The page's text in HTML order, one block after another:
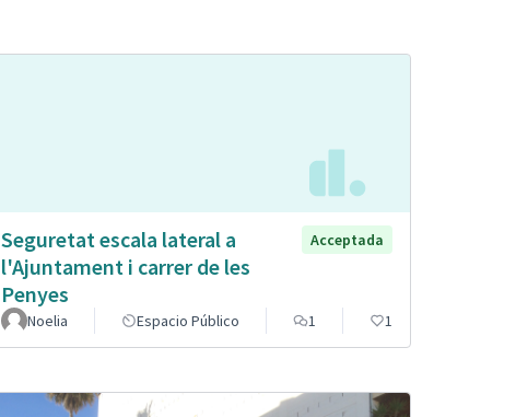
Seguretat escala lateral a
l'Ajuntament i carrer de les
Penyes
Acceptada
Noelia Espacio Público 1 1